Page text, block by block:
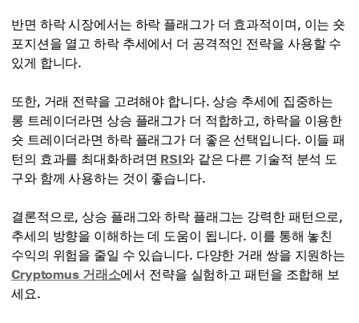
반면 하락 시장에서는 하락 플래그가 더 효과적이며, 이는 숏
포지션을 열고 하락 추세에서 더 공격적인 전략을 사용할 수
있게 합니다.
또한, 거래 전략을 고려해야 합니다. 상승 추세에 집중하는
롱 트레이더라면 상승 플래그가 더 적합하고, 하락을 이용한
숏 트레이더라면 하락 플래그가 더 좋은 선택입니다. 이들 패
턴의 효과를 최대화하려면 RSI와 같은 다른 기술적 분석 도
구와 함께 사용하는 것이 좋습니다.
결론적으로, 상승 플래그와 하락 플래그는 강력한 패턴으로,
추세의 방향을 이해하는 데 도움이 됩니다. 이를 통해 놓친
수익의 위험을 줄일 수 있습니다. 다양한 거래 쌍을 지원하는
Cryptomus 거래소에서 전략을 실험하고 패턴을 조합해 보
세요.